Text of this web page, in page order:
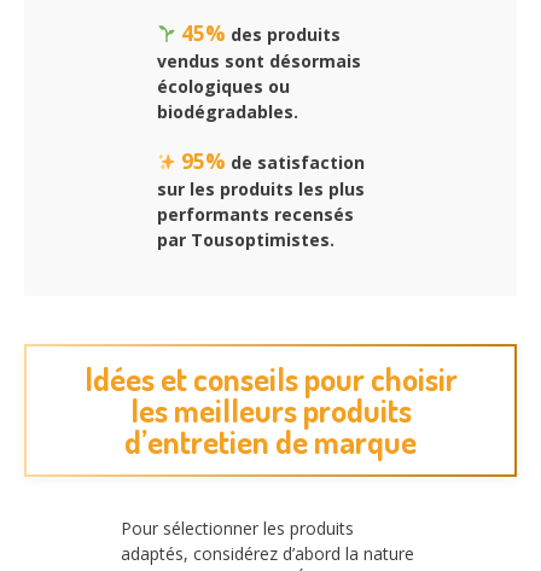
45% des produits
vendus sont désormais
écologiques ou
biodégradables.
95% de satisfaction
sur les produits les plus
performants recensés
par Tousoptimistes.
Idées et conseils pour choisir
les meilleurs produits
d’entretien de marque
Pour sélectionner les produits
adaptés, considérez d’abord la nature